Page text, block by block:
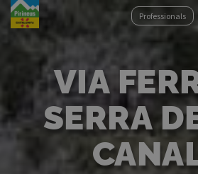
Overslaan
Professionals
VIA
SERRA